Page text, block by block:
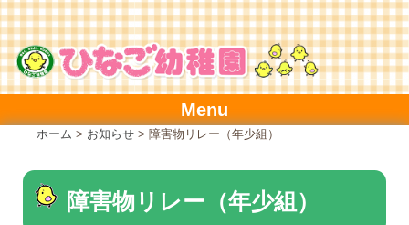
Skip
to
content
Menu
ホーム > お知らせ > 障害物リレー（年少組）
障害物リレー（年少組）